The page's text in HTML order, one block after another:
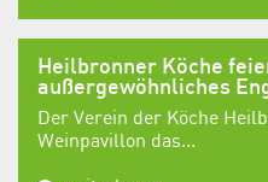
Heilbronner Köche
außergewöhnliches
Der Verein der Köche
Weinpavillon das...